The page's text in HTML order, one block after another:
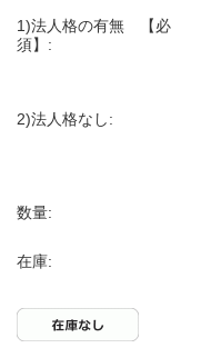
1)法人格の有無 【必
須】:
2)法人格なし:
数量:
在庫: